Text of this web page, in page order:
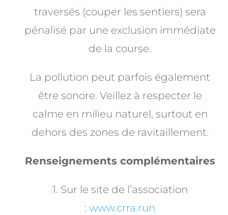
traversés (couper les sentiers) sera
pénalisé par une exclusion immédiate
de la course.
La pollution peut parfois également
être sonore. Veillez à respecter le
calme en milieu naturel, surtout en
dehors des zones de ravitaillement.
Renseignements complémentaires
1. Sur le site de l’association
: www.crra.run